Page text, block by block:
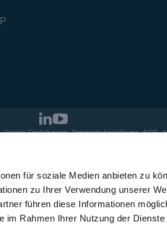
für soziale Medien anbieten zu
zu Ihrer Verwendung unserer
führen diese Informationen
im Rahmen Ihrer Nutzung der Dienste
Cookie-Einstellungen Datenschutzerklärung AGB